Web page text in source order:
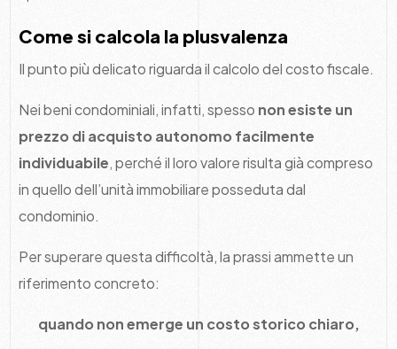
Come si calcola la plusvalenza
Il punto più delicato riguarda il calcolo del costo fiscale.
Nei beni condominiali, infatti, spesso non esiste un
prezzo di acquisto autonomo facilmente
individuabile, perché il loro valore risulta già compreso
in quello dell’unità immobiliare posseduta dal
condominio.
Per superare questa difficoltà, la prassi ammette un
riferimento concreto:
quando non emerge un costo storico chiaro,